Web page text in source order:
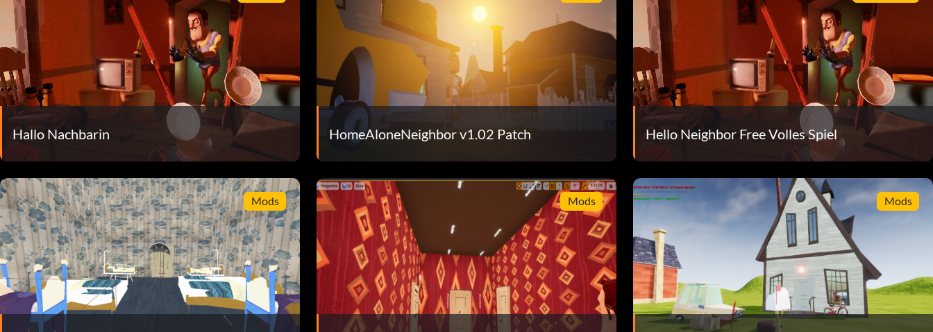
Hallo Nachbarin HomeAloneNeighbor v1.02 Patch Hello Neighbor Free Volles Spiel
Mods Mods Mods